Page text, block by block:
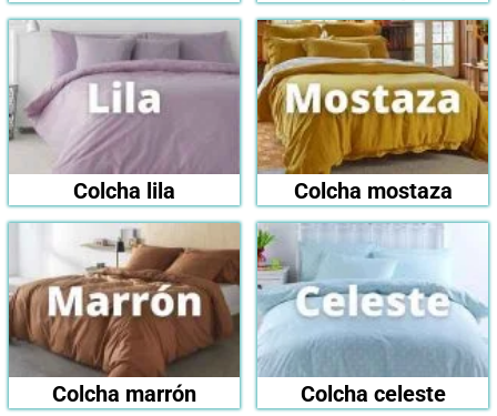
Colcha lila Colcha mostaza
Colcha marrón Colcha celeste